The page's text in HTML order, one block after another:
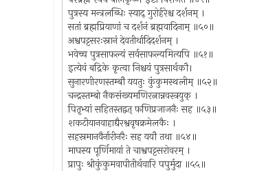
पुत्रस्य मन्त्रलब्धिः स्याद् गुरोर्हरेश्च दर्शनम् ।
सतां ब्रह्मप्रियाणां च दर्शनं ब्रह्मवादिनाम् ॥५०॥
अश्वपट्टसरःस्नानं देवतीर्थादिदर्शनम् ।
भवेच्च पुत्रसाफल्यं सर्वसाफल्यमित्यपि ॥५१॥
इत्येवं बद्रिके कृत्वा निश्चयं पुत्रसार्थकौ।
सुनारणीरणस्तम्बौ ययतुः कुंकुमस्थलीम् ॥५२॥
चन्द्रस्तम्बो नैकसंख्यमणिरत्नान्नवस्त्रयुक् ।
पितृभ्यां सहितस्तद्वत् फणिप्रजाजनैः सह ॥५३॥
शकटीयानवाहाद्यैरश्ववृषक्रमेलकैः ।
सहस्रमानवैर्नारीनरैः सह ययौ तथा ॥५४॥
माघस्य पूर्णिमायां ते चाश्वपट्टसरोवरम् ।
प्रापुः श्रीकुंकुमवापीतीर्थवारि पपुर्मुदा ॥५५॥